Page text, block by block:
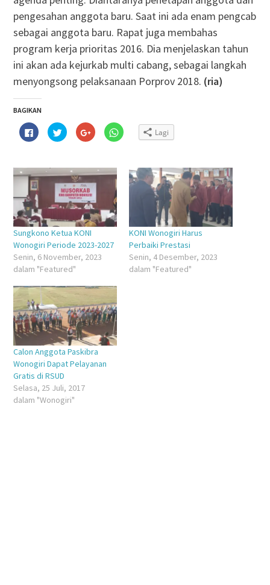
pengesahan anggota baru. Saat ini ada enam pengcab
sebagai anggota baru. Rapat juga membahas
program kerja prioritas 2016. Dia menjelaskan tahun
ini akan ada kejurkab multi cabang, sebagai langkah
menyongsong pelaksanaan Porprov 2018. (ria)
BAGIKAN
Klik
untuk
membagikan
di
jendela
yang
baru)
Klik
untuk
berbagi
di
jendela
yang
baru)
Klik
untuk
berbagi
(Membuka
di
jendela
baru)
Klik
untuk
jendela
yang
baru)
Lagi
Sungkono Ketua KONI
Wonogiri Periode 2023-2027
Senin, 6 November, 2023
dalam "Featured"
KONI Wonogiri Harus
Perbaiki Prestasi
Senin, 4 Desember, 2023
dalam "Featured"
Calon Anggota Paskibra
Wonogiri Dapat Pelayanan
Gratis di RSUD
Selasa, 25 Juli, 2017
dalam "Wonogiri"